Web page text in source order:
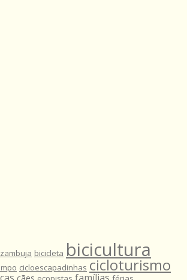
bicicleta bicicultura
cicloescapadinhas cicloturismo
cães